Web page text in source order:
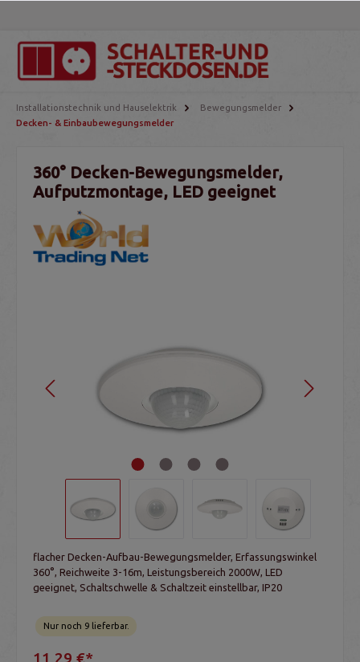
Installationstechnik und Hauselektrik
Bewegungsmelder
Decken- & Einbaubewegungsmelder
360° Decken-Bewegungsmelder,
Aufputzmontage, LED geeignet
flacher Decken-Aufbau-Bewegungsmelder, Erfassungswinkel
360°, Reichweite 3-16m, Leistungsbereich 2000W, LED
geeignet, Schaltschwelle & Schaltzeit einstellbar, IP20
Nur noch 9 lieferbar.
11,29 €*